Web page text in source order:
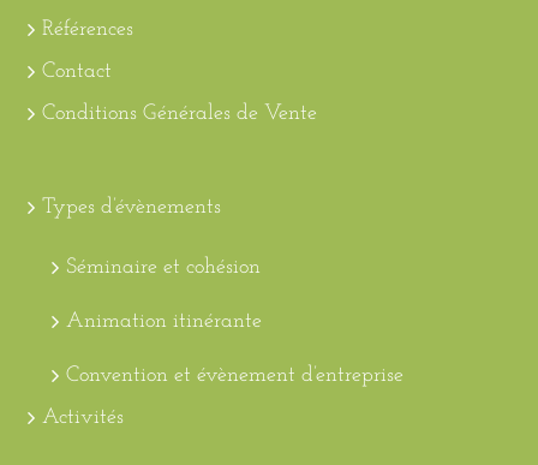
Références
Contact
Conditions Générales de Vente
Types d’évènements
Séminaire et cohésion
Animation itinérante
Convention et évènement d’entreprise
Activités